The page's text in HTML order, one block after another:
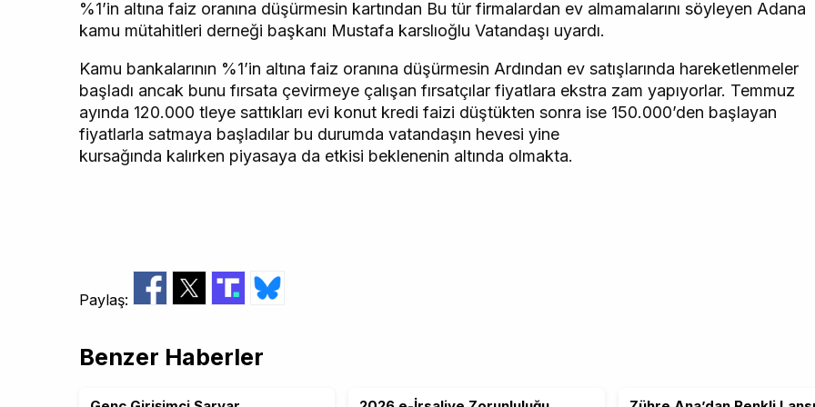
%1’in altına faiz oranına düşürmesin kartından Bu tür firmalardan ev almamalarını söyleyen Adana
kamu mütahitleri derneği başkanı Mustafa karslıoğlu Vatandaşı uyardı.
Kamu bankalarının %1’in altına faiz oranına düşürmesin Ardından ev satışlarında hareketlenmeler
başladı ancak bunu fırsata çevirmeye çalışan fırsatçılar fiyatlara ekstra zam yapıyorlar. Temmuz
ayında 120.000 tleye sattıkları evi konut kredi faizi düştükten sonra ise 150.000’den başlayan
fiyatlarla satmaya başladılar bu durumda vatandaşın hevesi yine
kursağında kalırken piyasaya da etkisi beklenenin altında olmakta.
Paylaş:
Benzer Haberler